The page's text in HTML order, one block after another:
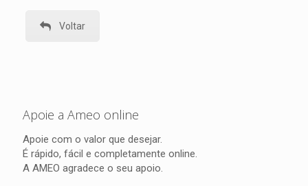
Voltar
Apoie a Ameo online
Apoie com o valor que desejar.
É rápido, fácil e completamente online.
A AMEO agradece o seu apoio.